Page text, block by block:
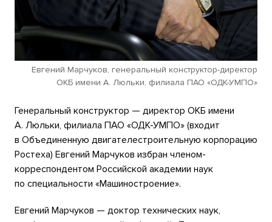
Евгений Марчуков, генеральный конструктор-директор
ОКБ имени А. Люльки, филиала ПАО «ОДК-УМПО»
Генеральный конструктор — директор ОКБ имени
А. Люльки, филиала ПАО «ОДК-УМПО» (входит
в Объединенную двигателестроительную корпорацию
Ростеха) Евгений Марчуков избран членом-
корреспондентом Российской академии наук
по специальности «Машиностроение».
Евгений Марчуков — доктор технических наук,